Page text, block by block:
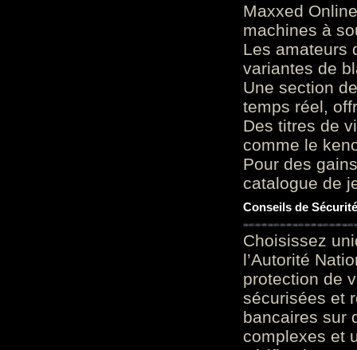
Maxxed
machines à
Les amateurs
variantes de
Une section
temps réel,
Des titres de
comme le
Pour des
catalogue de
Conseils de
Choisissez
l’Autorité
protection de
sécurisées et
bancaires sur
complexes et